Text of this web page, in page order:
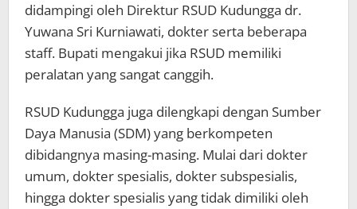
didampingi oleh Direktur RSUD Kudungga dr.
Yuwana Sri Kurniawati, dokter serta beberapa
staff. Bupati mengakui jika RSUD memiliki
peralatan yang sangat canggih.
RSUD Kudungga juga dilengkapi dengan Sumber
Daya Manusia (SDM) yang berkompeten
dibidangnya masing-masing. Mulai dari dokter
umum, dokter spesialis, dokter subspesialis,
hingga dokter spesialis yang tidak dimiliki oleh